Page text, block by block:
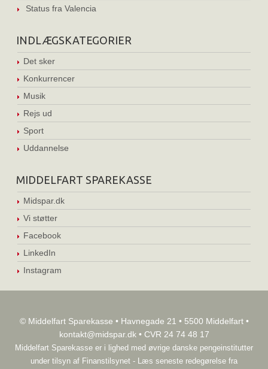
Status fra Valencia
INDLÆGSKATEGORIER
Det sker
Konkurrencer
Musik
Rejs ud
Sport
Uddannelse
MIDDELFART SPAREKASSE
Midspar.dk
Vi støtter
Facebook
LinkedIn
Instagram
© Middelfart Sparekasse • Havnegade 21 • 5500 Middelfart •
kontakt@midspar.dk• CVR 24 74 48 17
Middelfart Sparekasse er i lighed med øvrige danske pengeinstitutter
under tilsyn af Finanstilsynet - Læs seneste redegørelse fra